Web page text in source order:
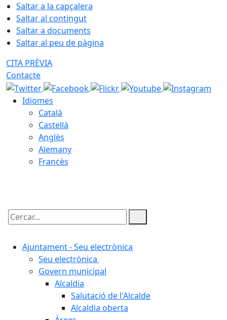
Saltar a la capçalera
Saltar al contingut
Saltar a documents
Saltar al peu de pàgina
CITA PRÈVIA
Contacte
Idiomes
Català
Castellà
Anglès
Alemany
Francès
Cercar:
Ajuntament - Seu electrònica
Seu electrònica
Govern municipal
Alcaldia
Salutació de l'Alcalde
Alcaldia oberta